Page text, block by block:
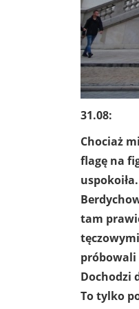
31.08:
Chociaż
flagę na
tam
próbowali
Dochodzi
To tylko